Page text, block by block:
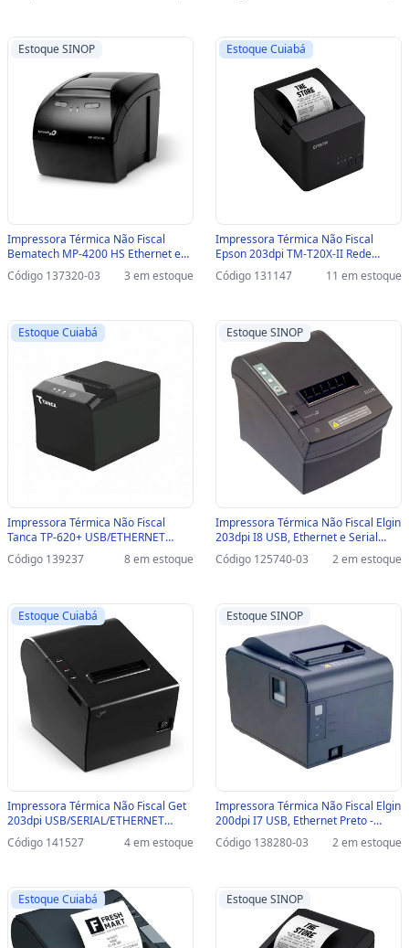
Estoque SINOP
Impressora Térmica Não Fiscal
Bematech MP-4200 HS Ethernet e
USB/Serial - 46B4200HS000 /
46B4200HS001- Guilhotina-SINOP-
Código 137320-03 3 em estoque
Estoque Cuiabá
Impressora Térmica Não Fiscal
Epson 203dpi TM-T20X-II Rede
Ethernet / USB - Com Guilhotina -
TM-T20X-II - ETHERNET/ USB
Código 131147 11 em estoque
Estoque Cuiabá
Impressora Térmica Não Fiscal
Tanca TP-620+ USB/ETHERNET
Preto - Com Guilhotina - TP-620+
Código 139237 8 em estoque
Estoque SINOP
Impressora Térmica Não Fiscal Elgin
203dpi I8 USB, Ethernet e Serial
Preto - 46I8USECKD00 /
46I8USECKD09 - com Guilhotina-
Código 125740-03 2 em estoque
Estoque Cuiabá
Impressora Térmica Não Fiscal Get
203dpi USB/SERIAL/ETHERNET
Preto - GT - Com Guilhotina - 71840
Código 141527 4 em estoque
Estoque SINOP
Impressora Térmica Não Fiscal Elgin
200dpi I7 USB, Ethernet Preto -
46BI7PUGCBU0 / 46BI7PUECK /
46I7PUECKD00 - com Guilhotina-
Código 138280-03 2 em estoque
Estoque Cuiabá Estoque SINOP